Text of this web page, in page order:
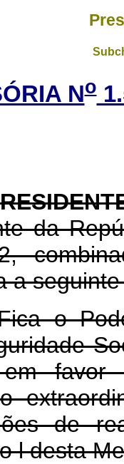
No
da
a
favor
de
l desta